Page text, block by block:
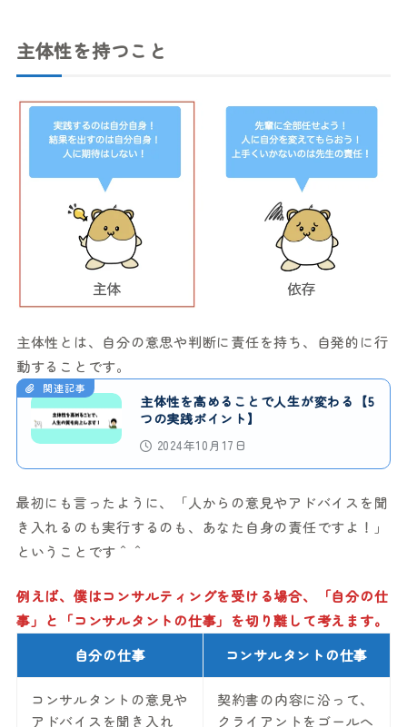
主体性を持つこと
主体性とは、自分の意思や判断に責任を持ち、自発的に行
動することです。
関連記事
主体性を高めることで人生が変わる【5
つの実践ポイント】
2024年10月17日
最初にも言ったように、「人からの意見やアドバイスを聞
き入れるのも実行するのも、あなた自身の責任ですよ！」
ということです＾＾
例えば、僕はコンサルティングを受ける場合、「自分の仕
事」と「コンサルタントの仕事」を切り離して考えます。
自分の仕事
コンサルタントの仕事
コンサルタントの意見や
アドバイスを聞き入れ
契約書の内容に沿って、
クライアントをゴールへ